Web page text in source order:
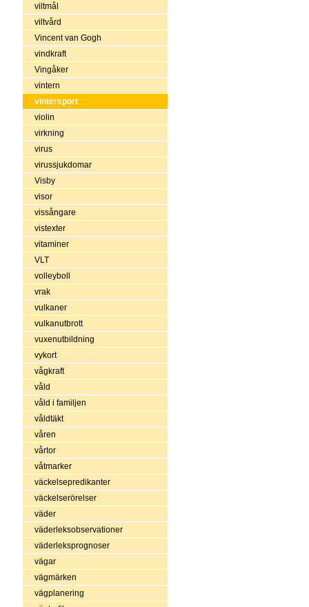
viltmål
viltvård
Vincent van Gogh
vindkraft
Vingåker
vintern
vintersport
violin
virkning
virus
virussjukdomar
Visby
visor
vissångare
vistexter
vitaminer
VLT
volleyboll
vrak
vulkaner
vulkanutbrott
vuxenutbildning
vykort
vågkraft
våld
våld i familjen
våldtäkt
våren
vårtor
våtmarker
väckelsepredikanter
väckelserörelser
väder
väderleksobservationer
väderleksprognoser
vägar
vägmärken
vägplanering